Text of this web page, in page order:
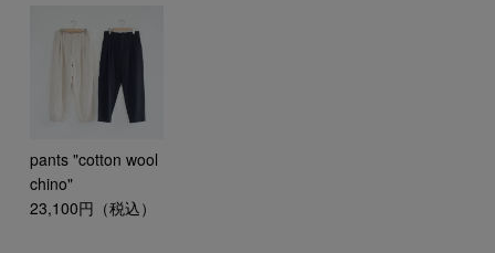
pants "cotton wool
chino"
23,100円（税込）